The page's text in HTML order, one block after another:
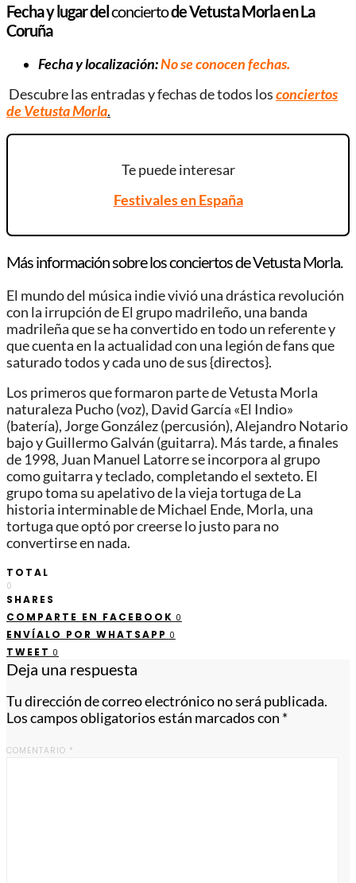
Fecha y lugar delconciertode Vetusta Morla en La
Coruña
Fecha y localización:No se conocen fechas.
Descubre las entradas y fechas de todos losconciertos
de Vetusta Morla.
Te puede interesar
Festivales en España
Más información sobre los conciertos de Vetusta Morla.
El mundo del música indie vivió una drástica revolución
con la irrupción de El grupo madrileño, una banda
madrileña que se ha convertido en todo un referente y
que cuenta en la actualidad con una legión de fans que
saturado todos y cada uno de sus {directos}.
Los primeros que formaron parte de Vetusta Morla
naturaleza Pucho (voz), David García «El Indio»
(batería), Jorge González (percusión), Alejandro Notario
bajo y Guillermo Galván (guitarra). Más tarde, a finales
de 1998, Juan Manuel Latorre se incorpora al grupo
como guitarra y teclado, completando el sexteto. El
grupo toma su apelativo de la vieja tortuga de La
historia interminable de Michael Ende, Morla, una
tortuga que optó por creerse lo justo para no
convertirse en nada.
TOTAL
0
SHARES
COMPARTE EN FACEBOOK 0
ENVÍALO POR WHATSAPP 0
TWEET 0
Deja una respuesta
Tu dirección de correo electrónico no será publicada.
Los campos obligatorios están marcados con *
COMENTARIO *